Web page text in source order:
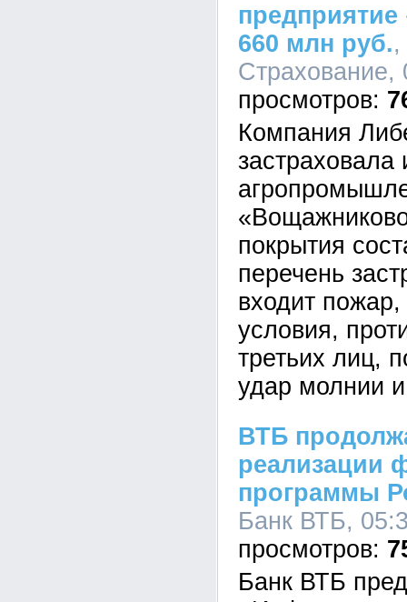
660 млн руб.,
Страхование,
Компания
покрытия
перечень
входит
условия,
третьих лиц,
удар молнии
ВТБ
реализации
программы
Банк ВТБ,
Банк ВТБ